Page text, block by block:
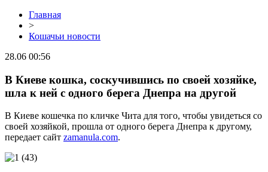
Главная
>
Кошачьи новости
28.06 00:56
В Киеве кошка, соскучившись по своей хозяйке,
шла к ней с одного берега Днепра на другой
В Киеве кошечка по кличке Чита для того, чтобы увидеться со
своей хозяйкой, прошла от одного берега Днепра к другому,
передает сайт zamanula.com.